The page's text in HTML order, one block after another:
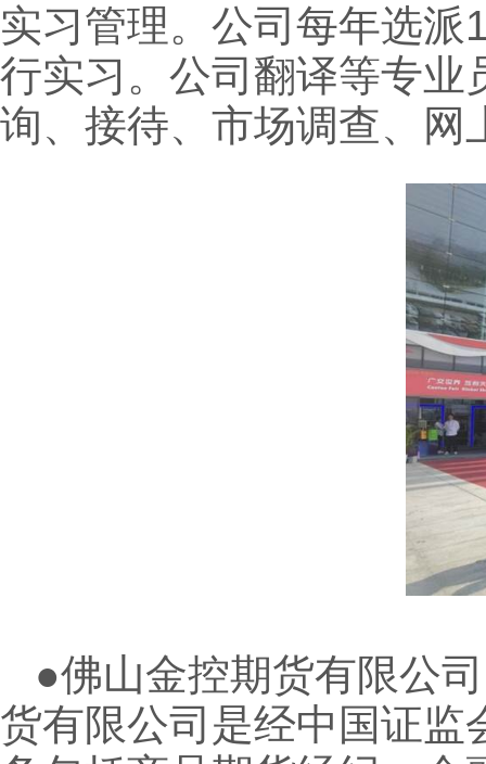
实习管理。公司每年选
行实习。公司翻译等专业
询、接待、市场调查、网
●佛山金控期货有限公
货有限公司是经中国证监